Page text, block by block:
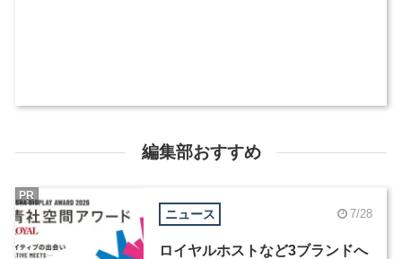
編集部おすすめ
ニュース 7/28
ロイヤルホストなど3ブランドへ
PR